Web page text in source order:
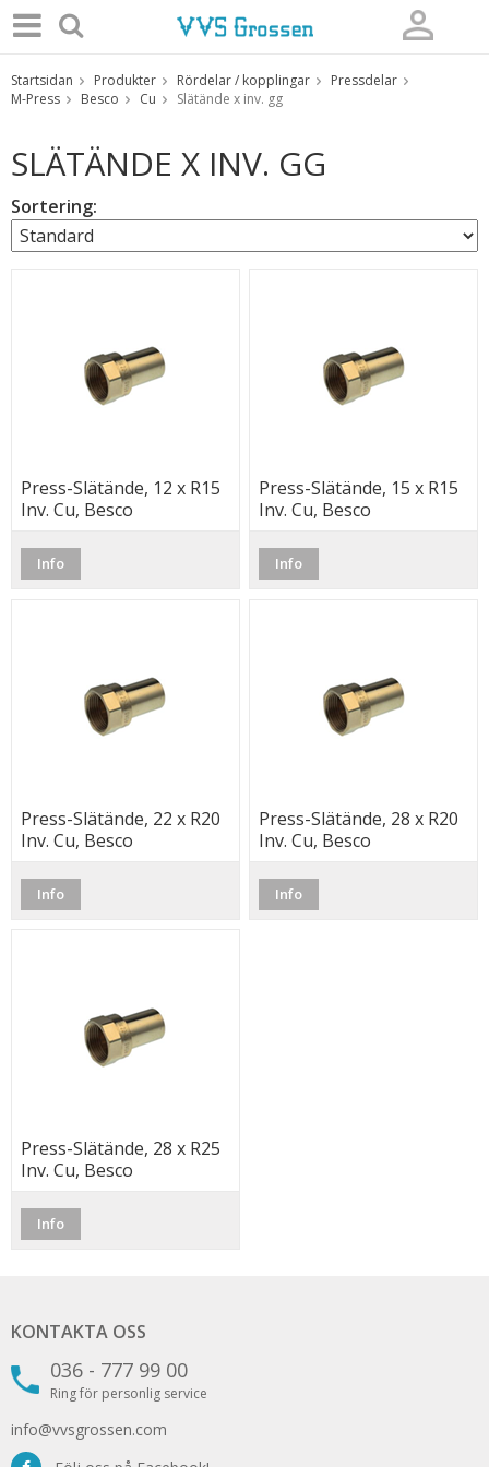
Produkten har blivit tillagd i varukorgen
Startsidan Produkter Rördelar / kopplingar
Pressdelar
M-Press
Besco Cu Slätände x inv. gg
SLÄTÄNDE X INV. GG
Sortering:
Press-Slätände, 12 x R15
Inv. Cu, Besco
Info
Press-Slätände, 15 x R15
Inv. Cu, Besco
Info
Press-Slätände, 22 x R20
Inv. Cu, Besco
Info
Press-Slätände, 28 x R20
Inv. Cu, Besco
Info
Press-Slätände, 28 x R25
Inv. Cu, Besco
Info
KONTAKTA OSS
036 - 777 99 00
Ring för personlig service
info@vvsgrossen.com